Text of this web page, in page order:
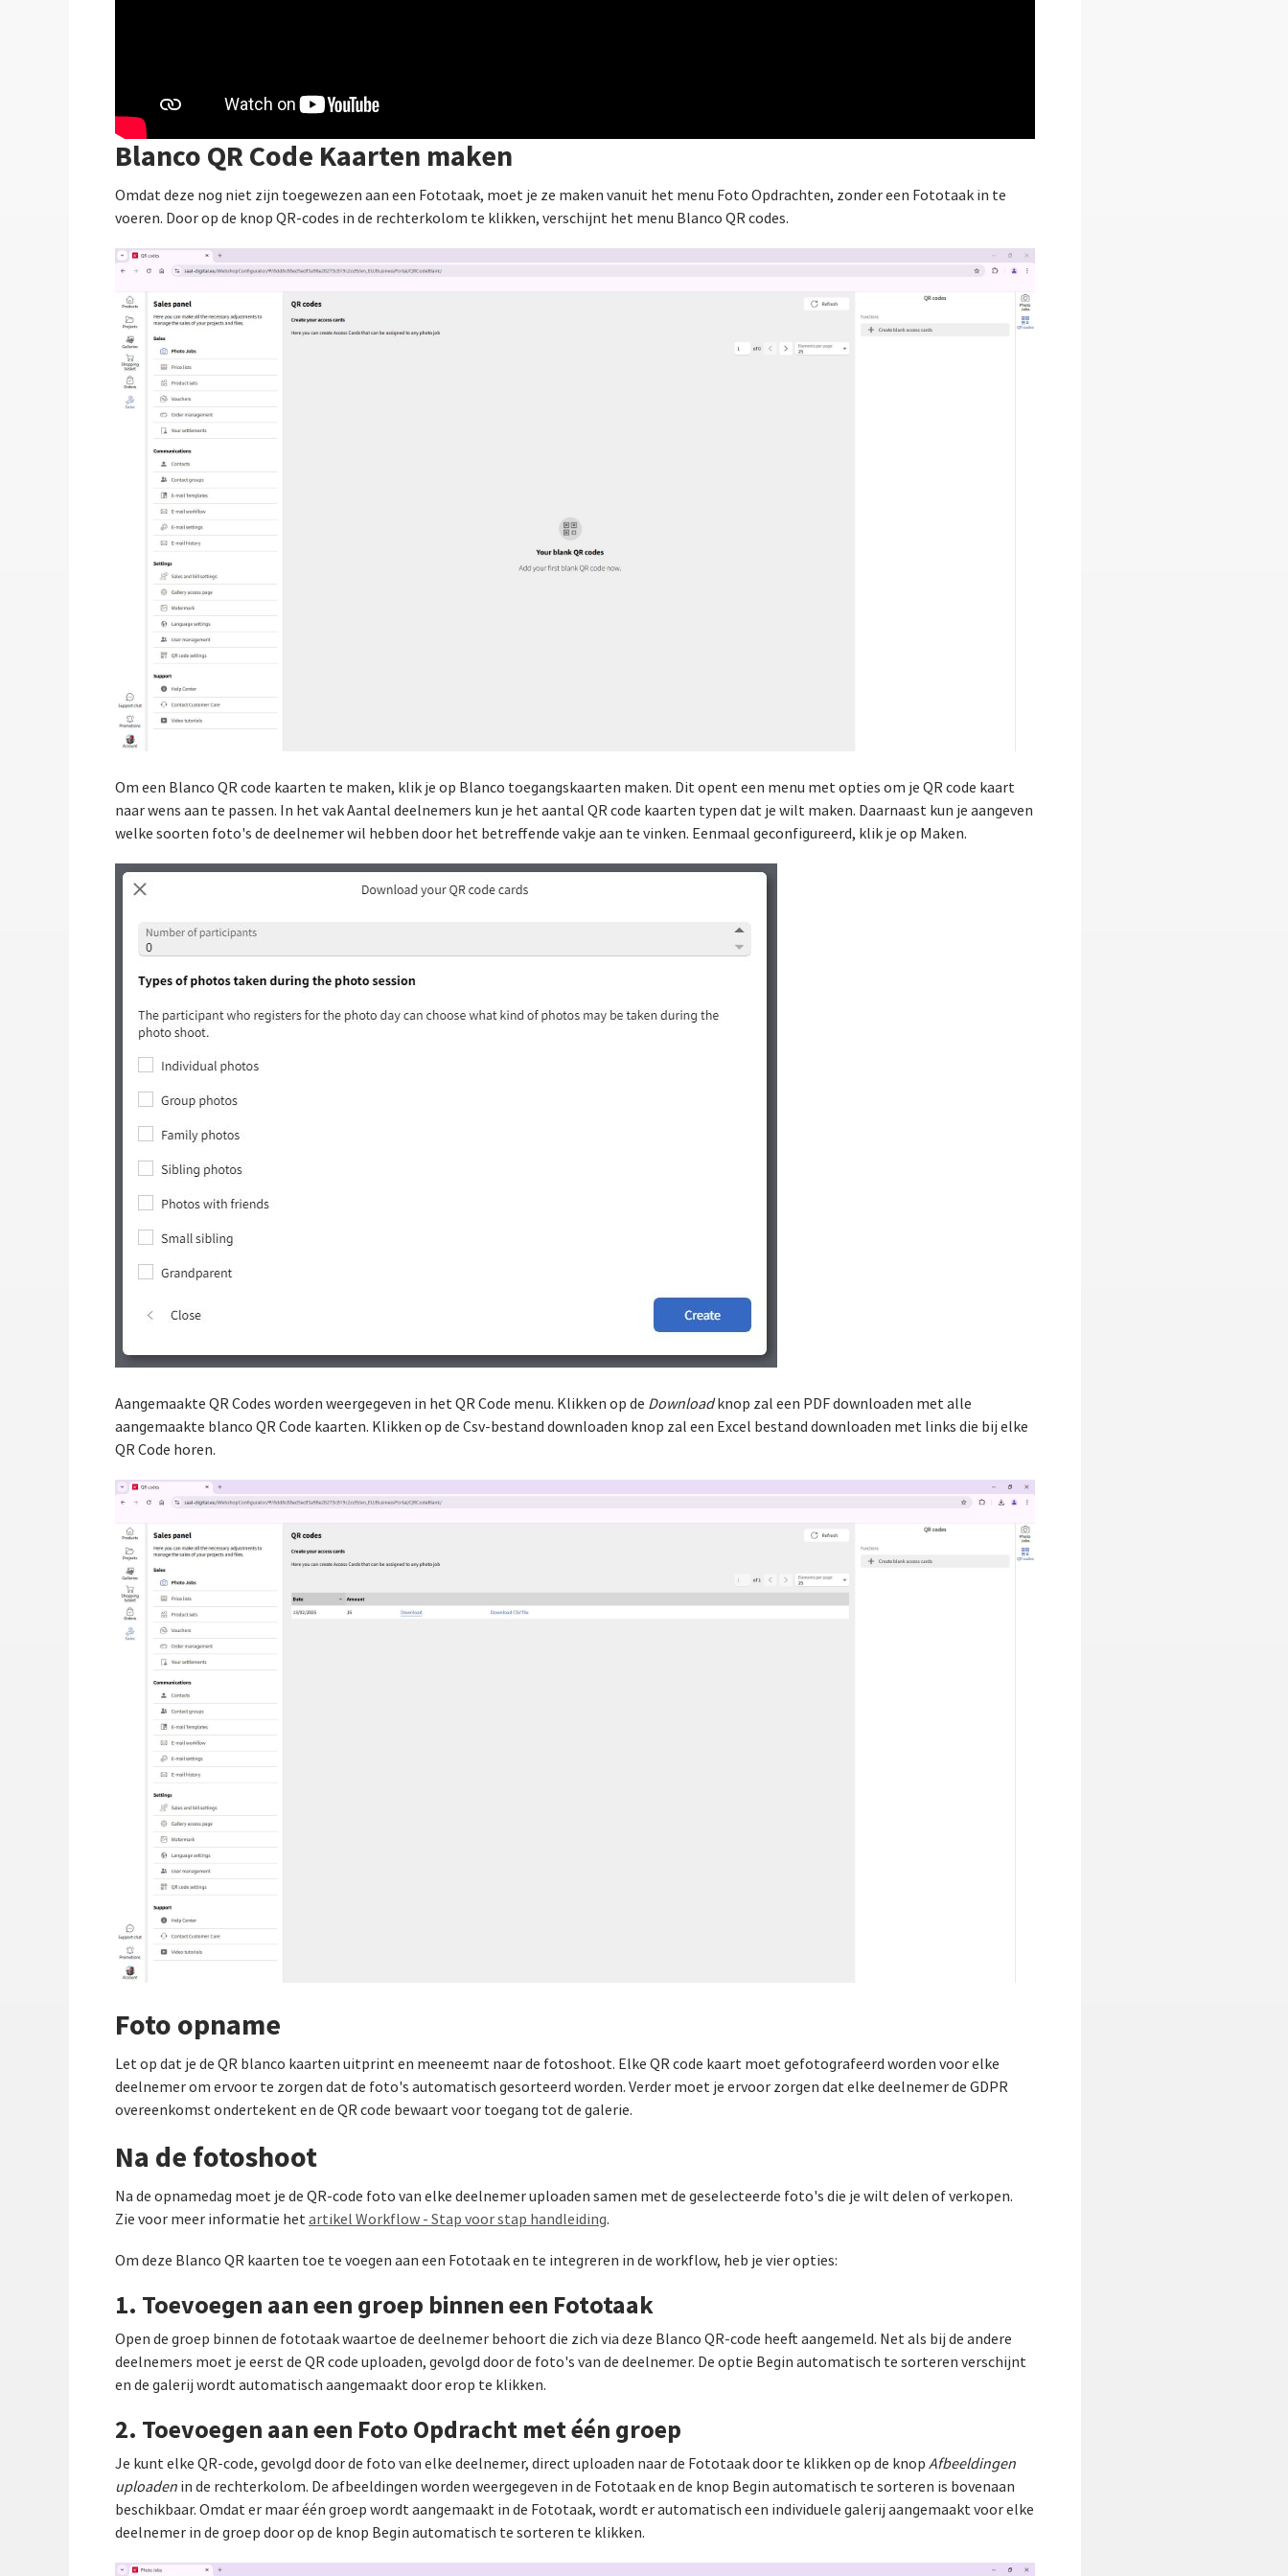
Blanco QR Code Kaarten maken
Omdat deze nog niet zijn toegewezen aan een Fototaak, moet je ze maken vanuit het menu Foto Opdrachten, zonder een Fototaak in te
voeren. Door op de knop QR-codes in de rechterkolom te klikken, verschijnt het menu Blanco QR codes.
Om een Blanco QR code kaarten te maken, klik je op Blanco toegangskaarten maken. Dit opent een menu met opties om je QR code kaart
naar wens aan te passen. In het vak Aantal deelnemers kun je het aantal QR code kaarten typen dat je wilt maken. Daarnaast kun je aangeven
welke soorten foto's de deelnemer wil hebben door het betreffende vakje aan te vinken. Eenmaal geconfigureerd, klik je op Maken.
Aangemaakte QR Codes worden weergegeven in het QR Code menu. Klikken op de Downloadknop zal een PDF downloaden met alle
aangemaakte blanco QR Code kaarten. Klikken op de Csv-bestand downloaden knop zal een Excel bestand downloaden met links die bij elke
QR Code horen.
Foto opname
Let op dat je de QR blanco kaarten uitprint en meeneemt naar de fotoshoot. Elke QR code kaart moet gefotografeerd worden voor elke
deelnemer om ervoor te zorgen dat de foto's automatisch gesorteerd worden. Verder moet je ervoor zorgen dat elke deelnemer de GDPR
overeenkomst ondertekent en de QR code bewaart voor toegang tot de galerie.
Na de fotoshoot
Na de opnamedag moet je de QR-code foto van elke deelnemer uploaden samen met de geselecteerde foto's die je wilt delen of verkopen.
Zie voor meer informatie hetartikel Workflow - Stap voor stap handleiding.
Om deze Blanco QR kaarten toe te voegen aan een Fototaak en te integreren in de workflow, heb je vier opties:
1. Toevoegen aan een groep binnen een Fototaak
Open de groep binnen de fototaak waartoe de deelnemer behoort die zich via deze Blanco QR-code heeft aangemeld. Net als bij de andere
deelnemers moet je eerst de QR code uploaden, gevolgd door de foto's van de deelnemer. De optie Begin automatisch te sorteren verschijnt
en de galerij wordt automatisch aangemaakt door erop te klikken.
2. Toevoegen aan een Foto Opdracht met één groep
Je kunt elke QR-code, gevolgd door de foto van elke deelnemer, direct uploaden naar de Fototaak door te klikken op de knop Afbeeldingen
uploaden in de rechterkolom. De afbeeldingen worden weergegeven in de Fototaak en de knop Begin automatisch te sorteren is bovenaan
beschikbaar. Omdat er maar één groep wordt aangemaakt in de Fototaak, wordt er automatisch een individuele galerij aangemaakt voor elke
deelnemer in de groep door op de knop Begin automatisch te sorteren te klikken.